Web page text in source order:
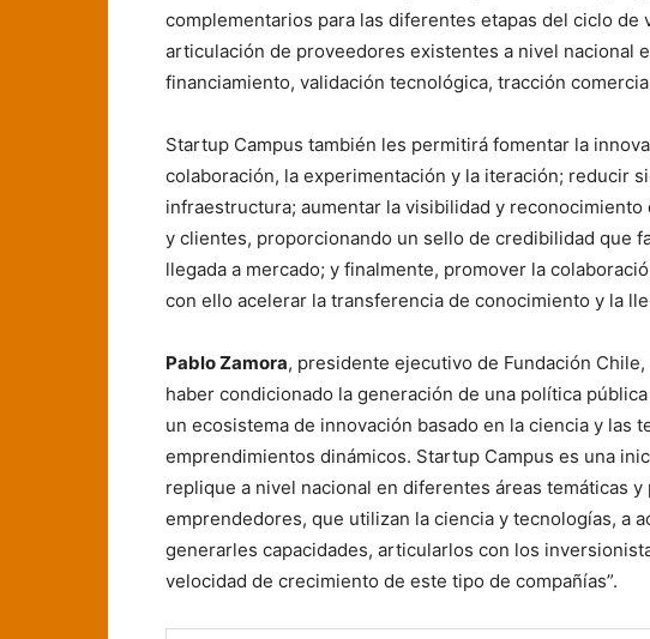
complementarios para las diferentes etapas del ciclo de
articulación de proveedores existentes a nivel nacional
financiamiento, validación tecnológica, tracción
Startup Campus también les permitirá fomentar la
colaboración, la experimentación y la iteración; reducir
infraestructura; aumentar la visibilidad y
y clientes, proporcionando un sello de credibilidad que
llegada a mercado; y finalmente, promover la
con ello acelerar la transferencia de conocimiento y la
Pablo Zamora, presidente ejecutivo de Fundación
haber condicionado la generación de una política
un ecosistema de innovación basado en la ciencia y las
emprendimientos dinámicos. Startup Campus es una
replique a nivel nacional en diferentes áreas temáticas
emprendedores, que utilizan la ciencia y tecnologías, a
generarles capacidades, articularlos con los
velocidad de crecimiento de este tipo de compañías”.